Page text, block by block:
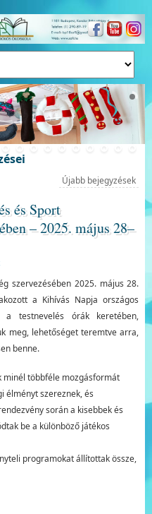
Újabb bejegyzések
és Sport
– 2025. május 28–
szervezésében 2025. május 28.
a Kihívás Napja országos
a testnevelés órák keretében,
meg, lehetőséget teremtve arra,
benne.
minél többféle mozgásformát
élményt szereznek, és
során a kisebbek és
be a különböző játékos
programokat állítottak össze,